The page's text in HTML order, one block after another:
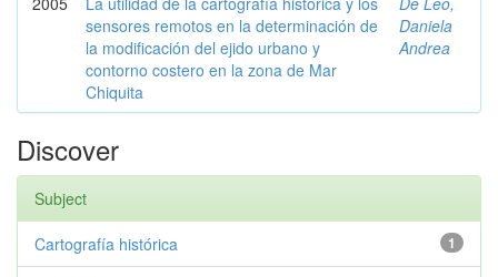
sensores remotos en la determinación de
la modificación del ejido urbano y
contorno costero en la zona de Mar
Chiquita
Daniela
Andrea
Discover
Subject
1
Cartografía histórica